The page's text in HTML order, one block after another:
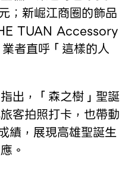
；新崛江商圈的飾品
TUAN Accessory
者直呼「這樣的人
出，「森之樹」聖誕
客拍照打卡，也帶動
績，展現高雄聖誕生
。